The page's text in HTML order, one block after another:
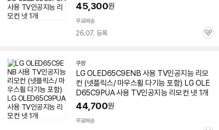
45,300원
무료배송
26.07. 등록
관
쿠팡
LG OLED65C9ENB 사용 TV인공지능 리모
컨 (넷플릭스/ 마우스휠 다기능 포함) LG OLE
D65C9PUA 사용 TV인공지능 리모컨 넷 1개
44,700원
무료배송